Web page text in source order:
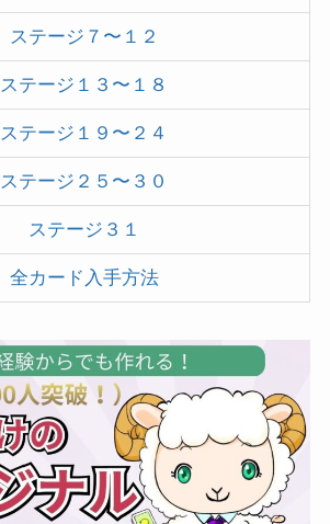
ステージ７〜１２
ステージ１３〜１８
ステージ１９〜２４
ステージ２５〜３０
ステージ３１
全カード入手方法